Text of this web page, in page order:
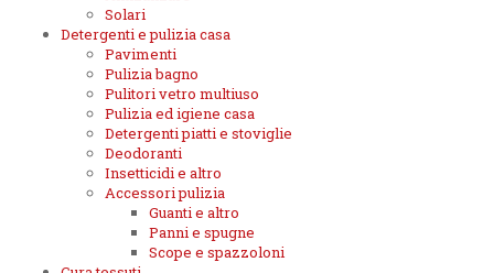
Solari
Detergenti e pulizia casa
Pavimenti
Pulizia bagno
Pulitori vetro multiuso
Pulizia ed igiene casa
Detergenti piatti e stoviglie
Deodoranti
Insetticidi e altro
Accessori pulizia
Guanti e altro
Panni e spugne
Scope e spazzoloni